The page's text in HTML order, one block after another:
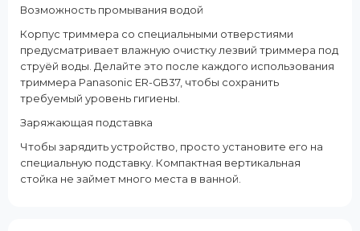
Возможность промывания водой
Корпус триммера со специальными отверстиями
предусматривает влажную очистку лезвий триммера под
струёй воды. Делайте это после каждого использования
триммера Panasonic ER-GB37, чтобы сохранить
требуемый уровень гигиены.
Заряжающая подставка
Чтобы зарядить устройство, просто установите его на
специальную подставку. Компактная вертикальная
стойка не займет много места в ванной.